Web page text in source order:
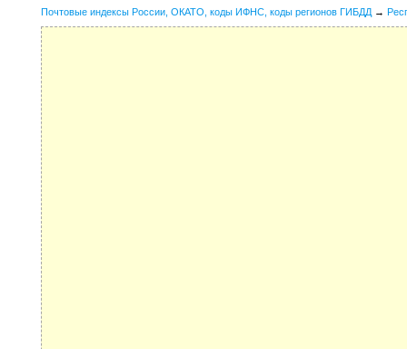
Почтовые индексы России, ОКАТО, коды ИФНС, коды регионов ГИБДД →